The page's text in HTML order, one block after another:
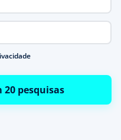
20 pesquisas